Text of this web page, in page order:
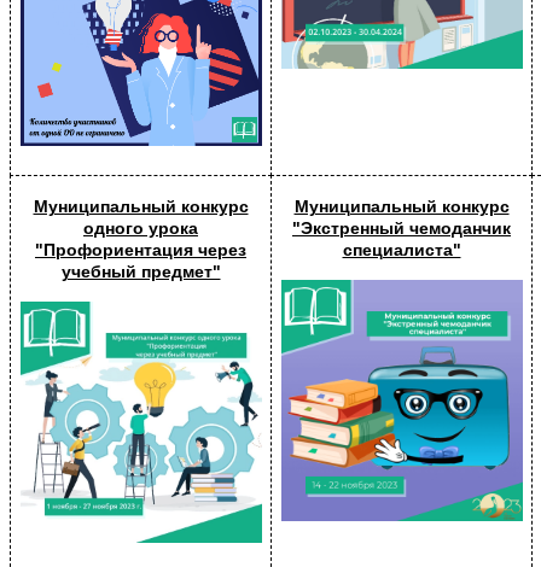
Муниципальный конкурс
одного урока
"Профориентация через
учебный предмет"
Муниципальный конкурс
"Экстренный чемоданчик
специалиста"